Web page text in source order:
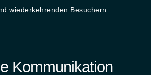
wiederkehrenden Besuchern.
Kommunikation